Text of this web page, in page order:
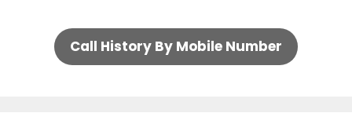
Call History By Mobile Number